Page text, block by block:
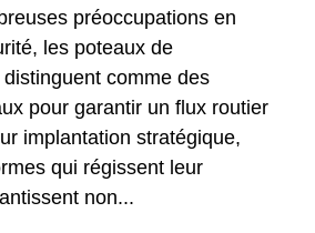
préoccupations en
les poteaux de
comme des
pour garantir un flux routier
implantation stratégique,
qui régissent leur
non...